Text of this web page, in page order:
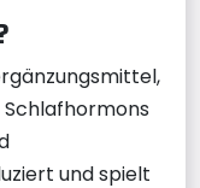
und spielt